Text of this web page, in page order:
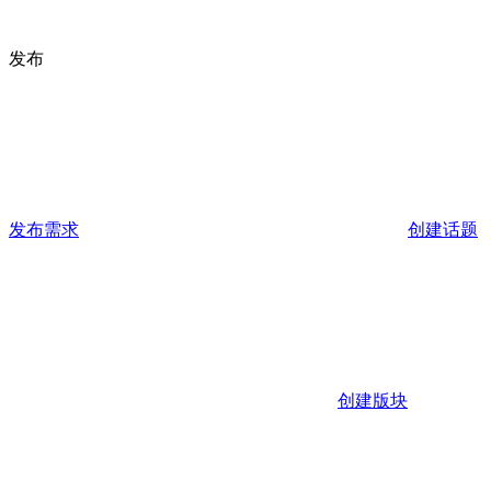
发布
发布需求 创建话题
创建版块